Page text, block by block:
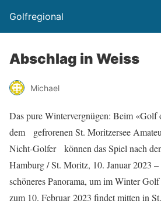
Golfregional
Abschlag in Weiss
Michael
Das pure Wintervergnügen: Beim «Golf
dem gefrorenen St. Moritzersee
Nicht-Golfer können das Spiel nach
Hamburg / St. Moritz, 10. Januar 2023
schöneres Panorama, um im Winter
zum 10. Februar 2023 findet mitten in